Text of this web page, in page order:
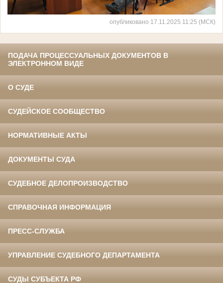
опубликовано 17.11.2025 11:25 (МСК)
ПОДАЧА ПРОЦЕССУАЛЬНЫХ ДОКУМЕНТОВ В
ЭЛЕКТРОННОМ ВИДЕ
О СУДЕ
СУДЕЙСКОЕ СООБЩЕСТВО
НОРМАТИВНЫЕ АКТЫ
ДОКУМЕНТЫ СУДА
СУДЕБНОЕ ДЕЛОПРОИЗВОДСТВО
СПРАВОЧНАЯ ИНФОРМАЦИЯ
ПРЕСС-СЛУЖБА
УПРАВЛЕНИЕ СУДЕБНОГО ДЕПАРТАМЕНТА
СУДЫ СУБЪЕКТА РФ